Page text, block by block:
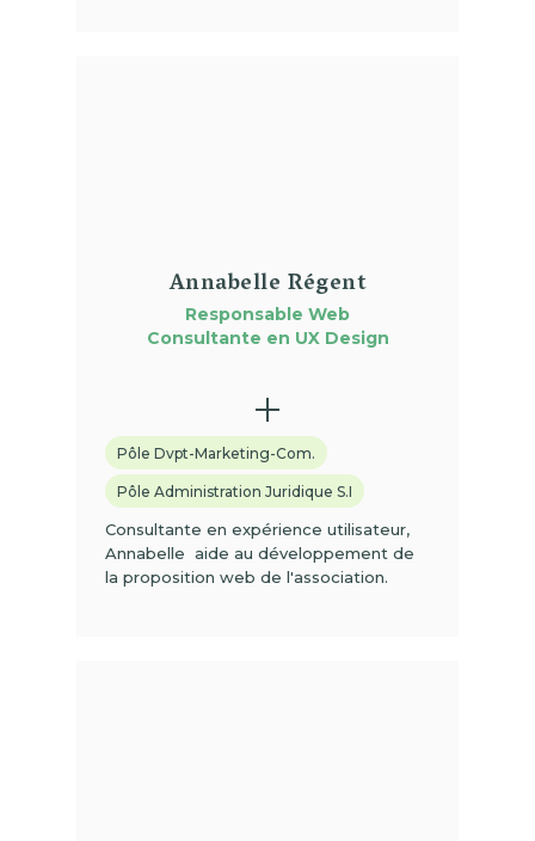
Annabelle Régent
Responsable Web
Consultante en UX Design
Pôle Dvpt-Marketing-Com.
Pôle Administration Juridique S.I
Consultante en expérience utilisateur,
Annabelle aide au développement de
la proposition web de l'association.